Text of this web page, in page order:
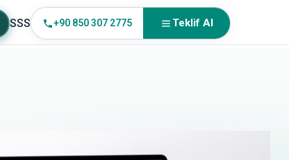
SSS +90 850 307 2775 Teklif Al